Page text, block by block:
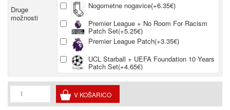
Druge
možnosti
Nogometne nogavice(+6.35€)
Premier League + No Room For Racism
Patch Set(+5.25€)
Premier League Patch(+3.35€)
UCL Starball + UEFA Foundation 10 Years
Patch Set(+4.65€)